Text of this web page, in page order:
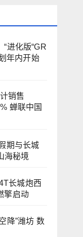
进化版“GR
年内开始
销售
蝉联中国
期与长城
海秘境
长城炮西
擎启动
降”潍坊 数